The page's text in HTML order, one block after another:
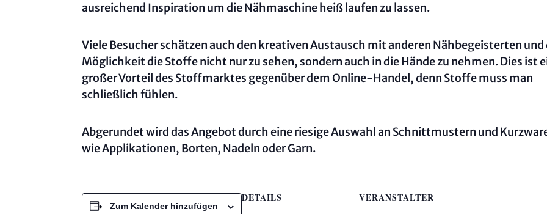
ausreichend Inspiration um die Nähmaschine heiß laufen zu lassen.
Viele Besucher schätzen auch den kreativen Austausch mit anderen Nähbegeisterten und
Möglichkeit die Stoffe nicht nur zu sehen, sondern auch in die Hände zu nehmen. Dies ist
großer Vorteil des Stoffmarktes gegenüber dem Online-Handel, denn Stoffe muss man
schließlich fühlen.
Abgerundet wird das Angebot durch eine riesige Auswahl an Schnittmustern und
wie Applikationen, Borten, Nadeln oder Garn.
Zum Kalender hinzufügen
DETAILS VERANSTALTER